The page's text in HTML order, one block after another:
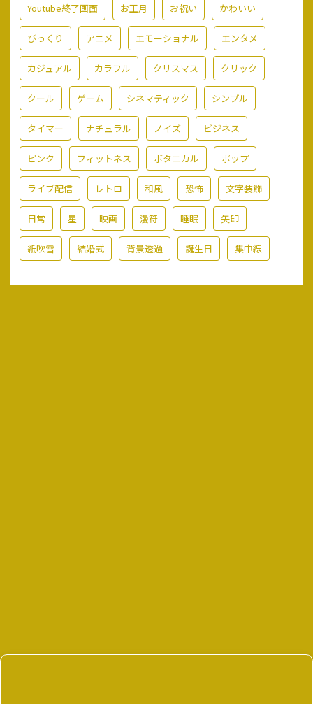
Youtube終了画面 お正月 お祝い かわいい
びっくり アニメ エモーショナル エンタメ
カジュアル カラフル クリスマス クリック
クール ゲーム シネマティック シンプル
タイマー ナチュラル ノイズ ビジネス
ピンク フィットネス ボタニカル ポップ
ライブ配信 レトロ 和風 恐怖 文字装飾
日常 星 映画 漫符 睡眠 矢印
紙吹雪 結婚式 背景透過 誕生日 集中線